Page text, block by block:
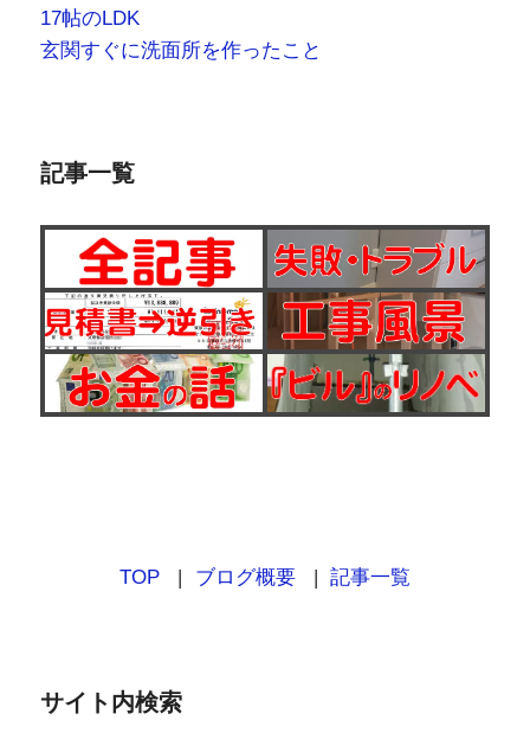
17帖のLDK
玄関すぐに洗面所を作ったこと
記事一覧
TOP ブログ概要 記事一覧
サイト内検索